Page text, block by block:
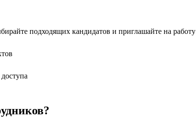
подходящих кандидатов и приглашайте на работу